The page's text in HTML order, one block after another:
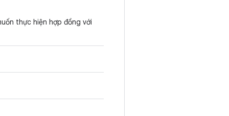
thực hiện hợp đồng với